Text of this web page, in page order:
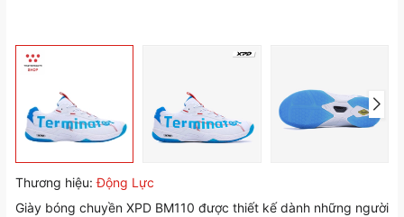
Thương hiệu: Động Lực
Giày bóng chuyền XPD BM110 được thiết kế dành những người